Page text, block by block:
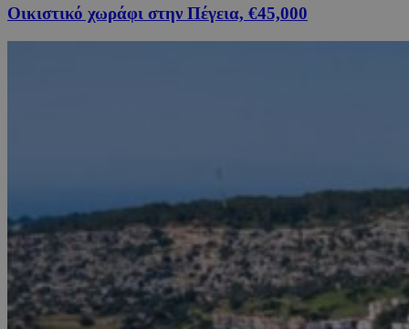
Οικιστικό χωράφι στην Πέγεια, €45,000